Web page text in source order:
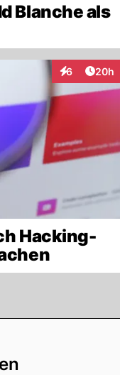
Blanche als
6
Interaktionen
20h
Hacking-